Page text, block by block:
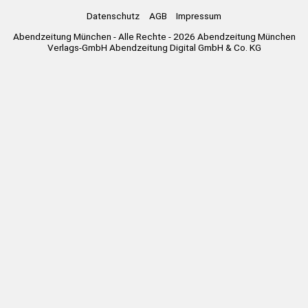
Datenschutz AGB
Impressum
Abendzeitung München - Alle Rechte - 2026 Abendzeitung München
Verlags-GmbH Abendzeitung Digital GmbH & Co. KG